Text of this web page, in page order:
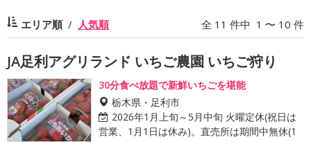
エリア順 人気順 全 11 件中 1 〜 10 件
JA足利アグリランド いちご農園 いちご狩り
30分食べ放題で新鮮いちごを堪能
栃木県・足利市
2026年1月上旬～5月中旬 火曜定休(祝日は
営業、1月1日は休み)。直売所は期間中無休(1